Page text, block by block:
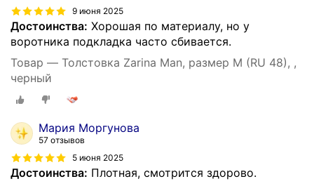
9 июня 2025
Достоинства: Хорошая по материалу, но у
воротника подкладка часто сбивается.
Товар — Толстовка Zarina Man, размер M (RU 48), ,
черный
Мария Моргунова
57 отзывов
5 июня 2025
Достоинства: Плотная, смотрится здорово.